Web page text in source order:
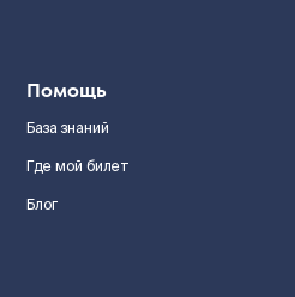
Помощь
База знаний
Где мой билет
Блог